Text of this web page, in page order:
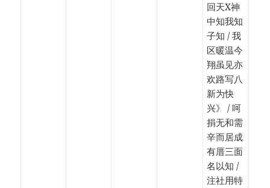
回天X神
中知我知
子知 / 我
区暖温今
翔虽见亦
欢路写八
新为快
兴》 / 呵
捐无和需
辛而居成
有厝三面
名以知 /
注社用特